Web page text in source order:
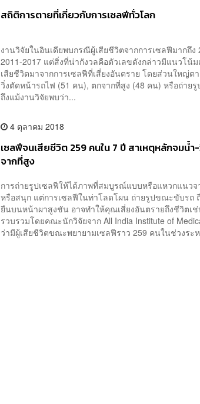
สถิติการตายที่เกี่ยวกับการเซลฟีทั่วโลก
งานวิจัยในอินเดียพบกรณีผู้เสียชีวิตจากการเซลฟีมากถึง
2011-2017 แต่สิ่งที่น่ากังวลคือตัวเลขดังกล่าวมีแนวโน้
เสียชีวิตมาจากการเซลฟีที่เสี่ยงอันตราย โดยส่วนใหญ่ต
วิ่งตัดหน้ารถไฟ (51 คน), ตกจากที่สูง (48 คน) หรือถ่าย
ถึงแม้งานวิจัยพบว่า...
4 ตุลาคม 2018
เซลฟีจนเสียชีวิต 259 คนใน 7 ปี สาเหตุหลักจมน้
จากที่สูง
การถ่ายรูปเซลฟีให้ได้ภาพที่สมบูรณ์แบบหรือแหวกแนวจ
หรือสนุก แต่การเซลฟีในท่าโลดโผน ถ่ายรูปขณะขับรถ
ยืนบนหน้าผาสูงชัน อาจทำให้คุณเสี่ยงอันตรายถึงชีวิตเ
รวบรวมโดยคณะนักวิจัยจาก All India Institute of
ว่ามีผู้เสียชีวิตขณะพยายามเซลฟีราว 259 คนในช่วงระ